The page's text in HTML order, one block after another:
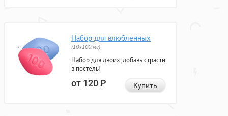
Набор для влюбленных
(10х100 мг)
Набор для двоих, добавь страсти
в постель!
от 120Р Купить